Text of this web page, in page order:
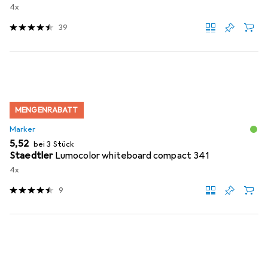
4x
39
MENGENRABATT
Marker
EUR
5,52 bei 3 Stück
Staedtler Lumocolor whiteboard compact 341
4x
9